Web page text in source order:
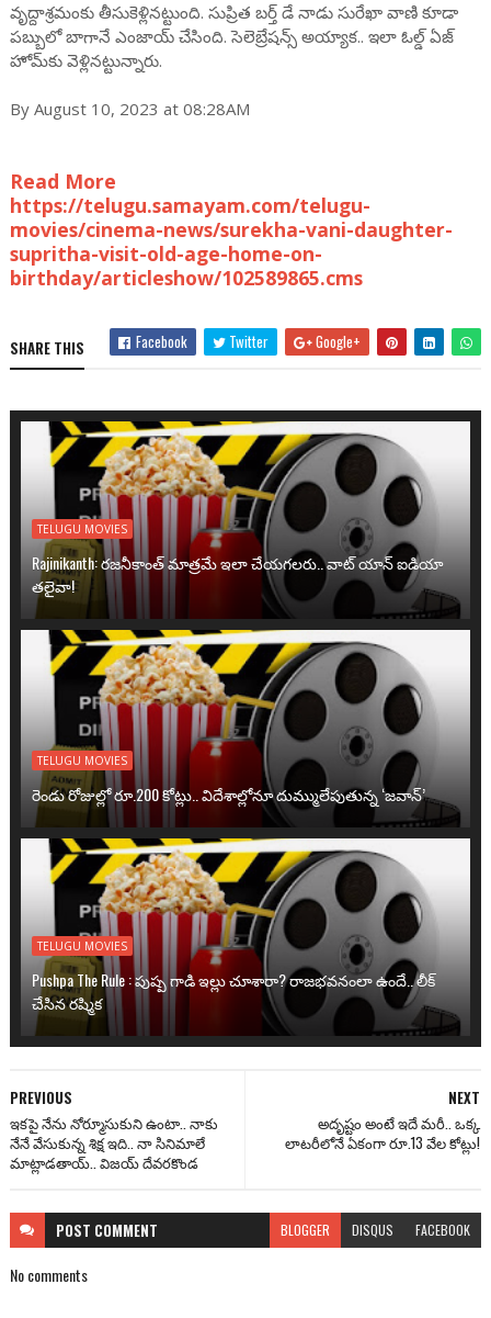
వృద్దాశ్రమంకు తీసుకెళ్లినట్టుంది. సుప్రిత బర్త్ డే నాడు సురేఖా వాణి కూడా
పబ్బులో బాగానే ఎంజాయ్ చేసింది. సెలెబ్రేషన్స్ అయ్యాక.. ఇలా ఓల్డ్ ఏజ్
హోమ్‌కు వెళ్లినట్టున్నారు.
By August 10, 2023 at 08:28AM
Read More
https://telugu.samayam.com/telugu-
movies/cinema-news/surekha-vani-daughter-
supritha-visit-old-age-home-on-
birthday/articleshow/102589865.cms
SHARE THIS Facebook Twitter Google+
TELUGU MOVIES
Rajinikanth: రజనీకాంత్ మాత్రమే ఇలా చేయగలరు.. వాట్ యాన్ ఐడియా
తలైవా!
TELUGU MOVIES
రెండు రోజుల్లో రూ.200 కోట్లు.. విదేశాల్లోనూ దుమ్ములేపుతున్న ‘జవాన్’
TELUGU MOVIES
Pushpa The Rule : పుష్ప గాడి ఇల్లు చూశారా? రాజభవనంలా ఉందే.. లీక్
చేసిన రష్మిక
NEXT
అదృష్టం అంటే ఇదే మరీ.. ఒక్క
లాటరీలోనే ఏకంగా రూ.13 వేల కోట్లు!
PREVIOUS
ఇకపై నేను నోర్మూసుకుని ఉంటా.. నాకు
నేనే వేసుకున్న శిక్ష ఇది.. నా సినిమాలే
మాట్లాడతాయ్.. విజయ్ దేవరకొండ
POST COMMENT BLOGGER DISQUS FACEBOOK
No comments